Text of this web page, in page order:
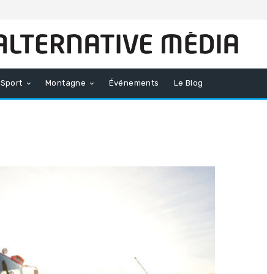
Sport Montagne Événements Le Blog